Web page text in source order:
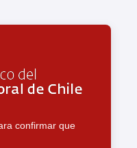
confirmar que